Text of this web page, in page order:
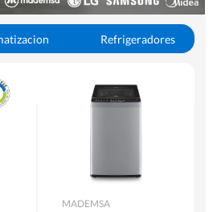
Refrigeradores
MADEMSA